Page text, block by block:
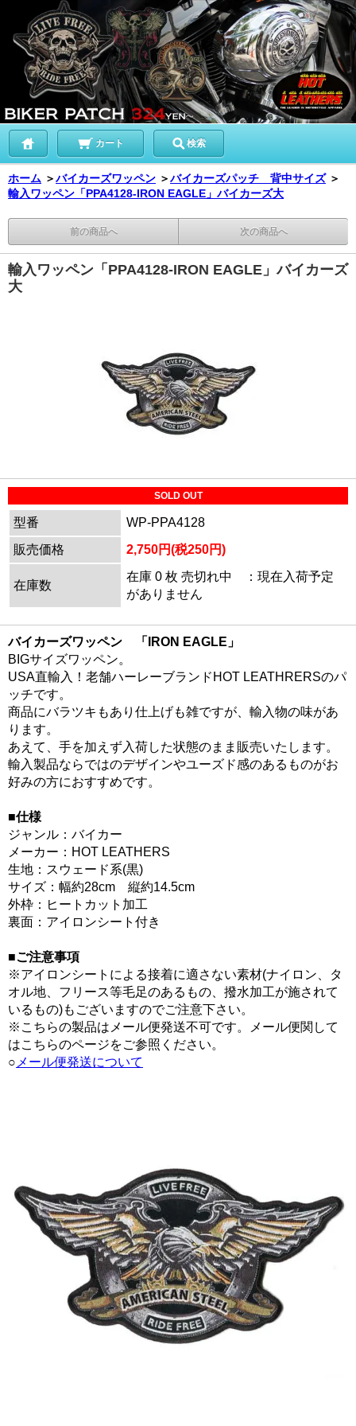
カート 検索
ホーム ＞バイカーズワッペン ＞バイカーズパッチ 背中サイズ ＞
輸入ワッペン「PPA4128-IRON EAGLE」バイカーズ大
前の商品へ 次の商品へ
輸入ワッペン「PPA4128-IRON EAGLE」バイカーズ
大
SOLD OUT
型番
WP-PPA4128
販売価格
2,750円(税250円)
在庫数
在庫 0 枚 売切れ中 ：現在入荷予定
がありません
バイカーズワッペン 「IRON EAGLE」
BIGサイズワッペン。
USA直輸入！老舗ハーレーブランドHOT LEATHRERSのパ
ッチです。
商品にバラツキもあり仕上げも雑ですが、輸入物の味があ
ります。
あえて、手を加えず入荷した状態のまま販売いたします。
輸入製品ならではのデザインやユーズド感のあるものがお
好みの方におすすめです。
■仕様
ジャンル：バイカー
メーカー：HOT LEATHERS
生地：スウェード系(黒)
サイズ：幅約28cm 縦約14.5cm
外枠：ヒートカット加工
裏面：アイロンシート付き
■ご注意事項
※アイロンシートによる接着に適さない素材(ナイロン、タ
オル地、フリース等毛足のあるもの、撥水加工が施されて
いるもの)もございますのでご注意下さい。
※こちらの製品はメール便発送不可です。メール便関して
はこちらのページをご参照ください。
○ メール便発送について